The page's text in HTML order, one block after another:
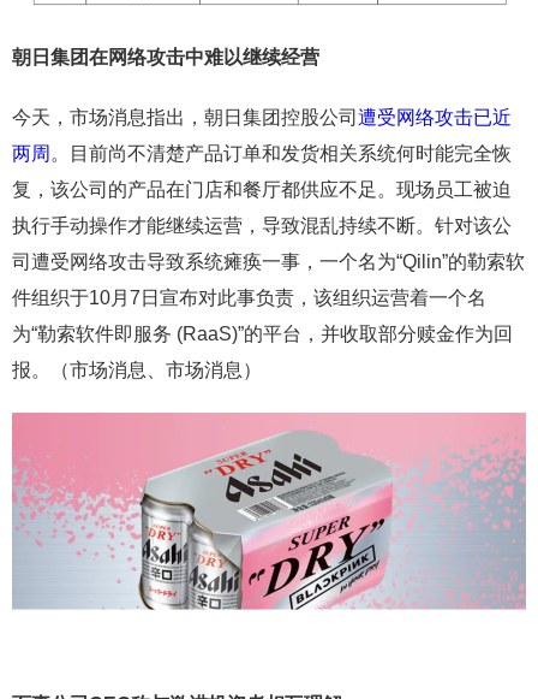
朝日集团在网络攻击中难以继续经营
今天，市场消息指出，朝日集团控股公司 遭受网络攻击已近
两周 。目前尚不清楚产品订单和发货相关系统何时能完全恢
复，该公司的产品在门店和餐厅都供应不足。现场员工被迫
执行手动操作才能继续运营，导致混乱持续不断。针对该公
司遭受网络攻击导致系统瘫痪一事，一个名为“Qilin”的勒索软
件组织于10月7日宣布对此事负责，该组织运营着一个名
为“勒索软件即服务 (RaaS)”的平台，并收取部分赎金作为回
报。（市场消息、市场消息）